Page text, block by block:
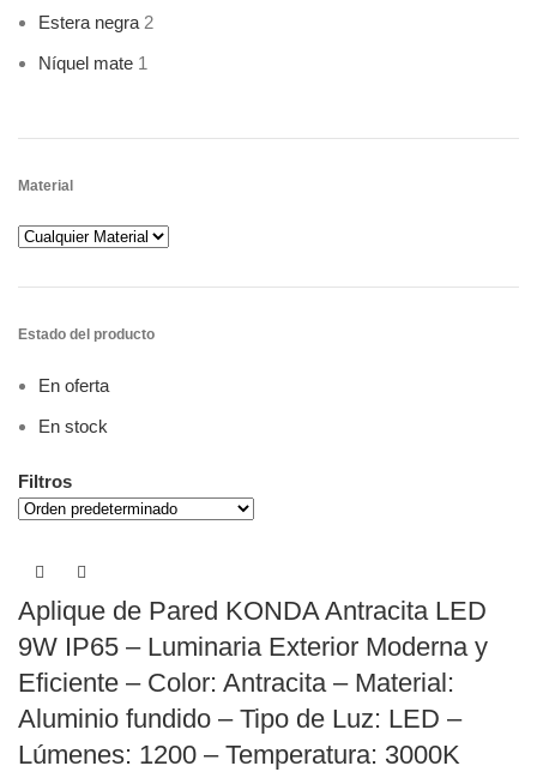
Estera negra 2
Níquel mate 1
Material
Estado del producto
En oferta
En stock
Filtros
Aplique de Pared KONDA Antracita LED
9W IP65 – Luminaria Exterior Moderna y
Eficiente – Color: Antracita – Material:
Aluminio fundido – Tipo de Luz: LED –
Lúmenes: 1200 – Temperatura: 3000K